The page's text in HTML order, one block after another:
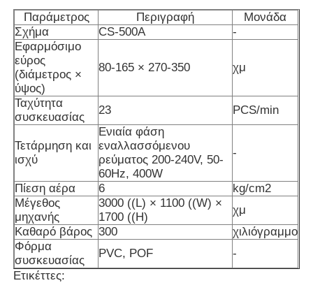
Μηχανή συσκευασίας πολλαπλών λωρίδων
Desiccant μηχανή Inserter
Μηχανή μέτρησης καρτών
Μηχανές συσκευασίας
Μηχανή συσκευασίας
Μηχανή πλήρωσης
μηχανή μπουλεττών
Παράμετρος Περιγραφή
Μονάδα
Σχήμα
CS-500A
-
Εφαρμόσιμο
εύρος
(διάμετρος ×
ύψος)
80-165 × 270-350 χμ
Ταχύτητα
συσκευασίας
23 PCS/min
Τετάρμηση και
ισχύ
Ενιαία φάση
εναλλασσόμενου
ρεύματος 200-240V, 50-
60Hz, 400W
-
Πίεση αέρα 6
kg/cm2
Μέγεθος
μηχανής
3000 ((L) × 1100 ((W) ×
1700 ((H)
χμ
Καθαρό βάρος 300
χιλιόγραμμο
Φόρμα
συσκευασίας
PVC, POF
-
Ετικέττες: